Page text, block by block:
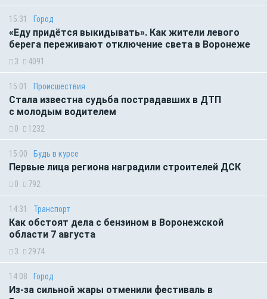
15:31 Город
«Еду придётся выкидывать». Как жители левого
берега переживают отключение света в Воронеже
3 4091
15:01 Происшествия
Стала известна судьба пострадавших в ДТП
с молодым водителем
0 1232
15:00 Будь в курсе
Первые лица региона наградили строителей ДСК
0 792
14:31 Транспорт
Как обстоят дела с бензином в Воронежской
области 7 августа
3 2974
14:08 Город
Из-за сильной жары отменили фестиваль в